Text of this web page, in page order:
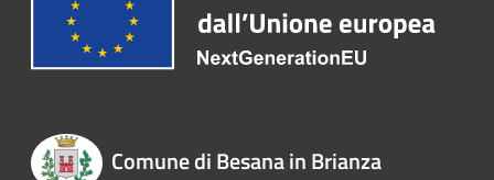
Comune di Besana in Brianza